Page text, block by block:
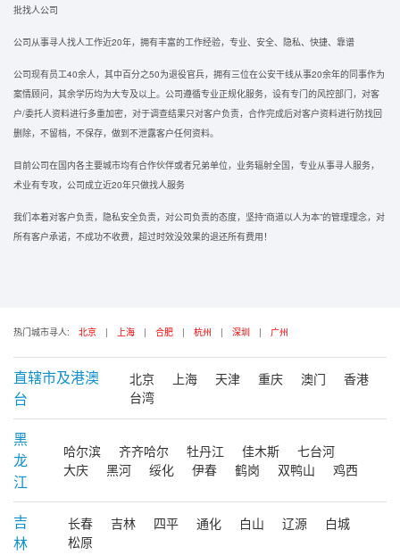
批找人公司
公司从事寻人找人工作近20年，拥有丰富的工作经验，专业、安全、隐私、快捷、靠谱
公司现有员工40余人，其中百分之50为退役官兵，拥有三位在公安干线从事20余年的同事作为
案情顾问，其余学历均为大专及以上。公司遵循专业正规化服务，设有专门的风控部门，对客
户/委托人资料进行多重加密，对于调查结果只对客户负责，合作完成后对客户资料进行防找回
删除，不留档，不保存，做到不泄露客户任何资料。
目前公司在国内各主要城市均有合作伙伴或者兄弟单位，业务辐射全国，专业从事寻人服务，
术业有专攻，公司成立近20年只做找人服务
我们本着对客户负责，隐私安全负责，对公司负责的态度，坚持“商道以人为本”的管理理念，对
所有客户承诺，不成功不收费，超过时效没效果的退还所有费用！
热门城市寻人: 北京 | 上海 | 合肥 | 杭州 | 深圳 | 广州
直辖市及港澳
台
北京 上海 天津 重庆 澳门
香港
台湾
黑
龙
江
哈尔滨 齐齐哈尔 牡丹江 佳木斯
七台河
大庆
黑河 绥化 伊春 鹤岗 双鸭山 鸡西
吉
林
长春 吉林 四平 通化 白山 辽源
白城
松原